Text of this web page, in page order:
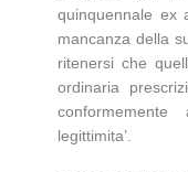
quinquennale ex
mancanza della
ritenersi che
ordinaria
conformemente
legittimita’.